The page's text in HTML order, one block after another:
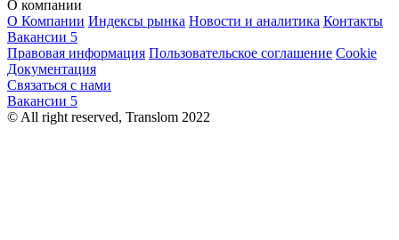
О компании
О Компании Индексы рынка Новости и аналитика Контакты
Вакансии 5
Правовая информация Пользовательское соглашение Cookie
Документация
Связаться с нами
Вакансии 5
© All right reserved, Translom 2022